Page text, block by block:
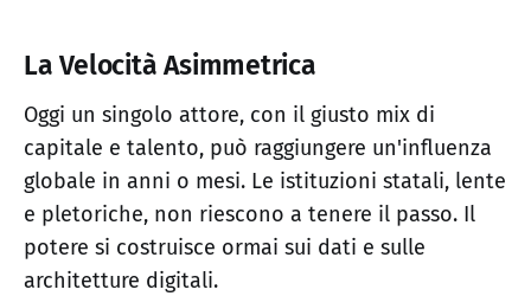
La Velocità Asimmetrica
Oggi un singolo attore, con il giusto mix di
capitale e talento, può raggiungere un'influenza
globale in anni o mesi. Le istituzioni statali, lente
e pletoriche, non riescono a tenere il passo. Il
potere si costruisce ormai sui dati e sulle
architetture digitali.